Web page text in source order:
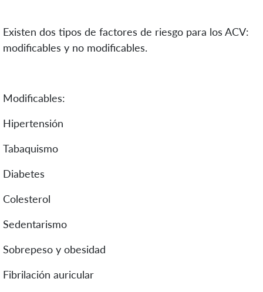
Existen dos tipos de factores de riesgo para los ACV:
modificables y no modificables.
Modificables:
Hipertensión
Tabaquismo
Diabetes
Colesterol
Sedentarismo
Sobrepeso y obesidad
Fibrilación auricular